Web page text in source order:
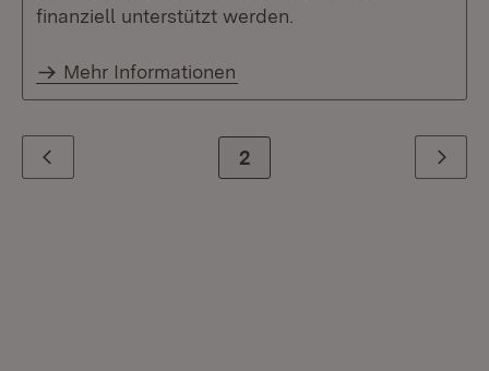
finanziell unterstützt werden.
Mehr Informationen
Zurück Zur Seite
2 Weiter